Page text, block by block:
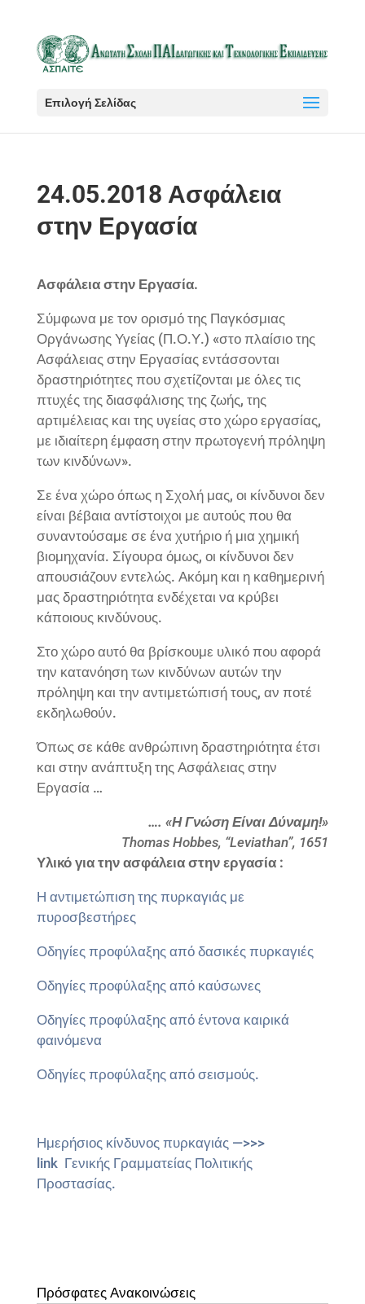
Επιλογή Σελίδας
24.05.2018 Ασφάλεια
στην Εργασία
Ασφάλεια στην Εργασία.
Σύμφωνα με τον ορισμό της Παγκόσμιας
Οργάνωσης Υγείας (Π.Ο.Υ.) «στο πλαίσιο της
Ασφάλειας στην Εργασίας εντάσσονται
δραστηριότητες που σχετίζονται με όλες τις
πτυχές της διασφάλισης της ζωής, της
αρτιμέλειας και της υγείας στο χώρο εργασίας,
με ιδιαίτερη έμφαση στην πρωτογενή πρόληψη
των κινδύνων».
Σε ένα χώρο όπως η Σχολή μας, οι κίνδυνοι δεν
είναι βέβαια αντίστοιχοι με αυτούς που θα
συναντούσαμε σε ένα χυτήριο ή μια χημική
βιομηχανία. Σίγουρα όμως, οι κίνδυνοι δεν
απουσιάζουν εντελώς. Ακόμη και η καθημερινή
μας δραστηριότητα ενδέχεται να κρύβει
κάποιους κινδύνους.
Στο χώρο αυτό θα βρίσκουμε υλικό που αφορά
την κατανόηση των κινδύνων αυτών την
πρόληψη και την αντιμετώπισή τους, αν ποτέ
εκδηλωθούν.
Όπως σε κάθε ανθρώπινη δραστηριότητα έτσι
και στην ανάπτυξη της Ασφάλειας στην
Εργασία …
…. «Η Γνώση Είναι Δύναμη!»
Thomas Hobbes, “Leviathan”, 1651
Υλικό για την ασφάλεια στην εργασία :
Η αντιμετώπιση της πυρκαγιάς με
πυροσβεστήρες
Οδηγίες προφύλαξης από δασικές πυρκαγιές
Οδηγίες προφύλαξης από καύσωνες
Οδηγίες προφύλαξης από έντονα καιρικά
φαινόμενα
Οδηγίες προφύλαξης από σεισμούς.
Ημερήσιος κίνδυνος πυρκαγιάς —>>>
link Γενικής Γραμματείας Πολιτικής
Προστασίας.
Πρόσφατες Ανακοινώσεις